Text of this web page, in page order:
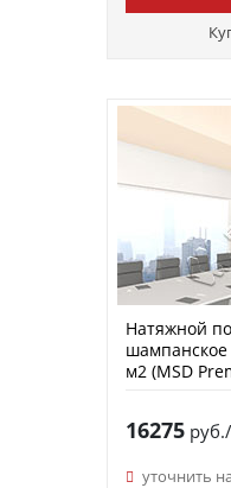
Натяжной
шампанское
м2 (MSD
16275
уточнить